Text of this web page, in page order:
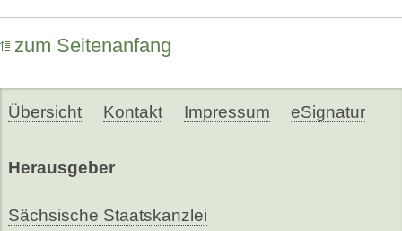
zum Seitenanfang
Übersicht Kontakt Impressum eSignatur
Herausgeber
Sächsische Staatskanzlei